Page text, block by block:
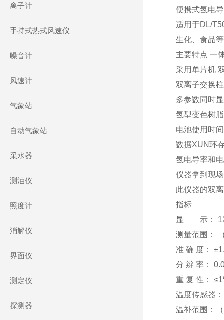
离子计
手持式热式风速仪
噪音计
风速计
气象站
自动气象站
采水器
测油仪
照度计
消解仪
界面仪
测定仪
探测器
便携式氢电
适用于DL/
生化、食品
主要特点 一
采用单片机
双离子交换
多参数同时
氢型变色树
电池使用时
数据XUN环
氢电导率和
仪器拿到现
此仪器的双
指标
显 示：
测量范围：
准 确 度：
分 辨 率：
重 复 性：
温度传感器
温补范围：